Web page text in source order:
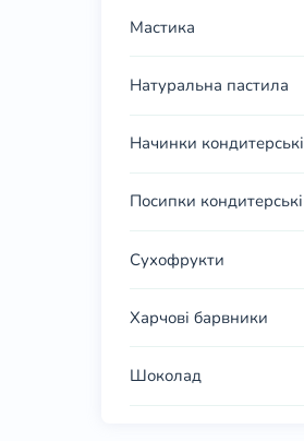
Мастика
Натуральна пастила
Начинки кондитерські
Посипки кондитерські
Сухофрукти
Харчові барвники
Шоколад